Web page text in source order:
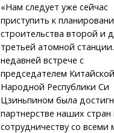
«Нам следует уже сейчас
приступить к
строительства второй и
третьей атомной
недавней встрече с
председателем Китайской
Народной Республики Си
Цзиньпином была
партнерстве наших стран
сотрудничеству со